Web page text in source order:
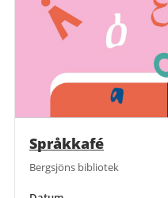
Språkkafé
Bergsjöns bibliotek